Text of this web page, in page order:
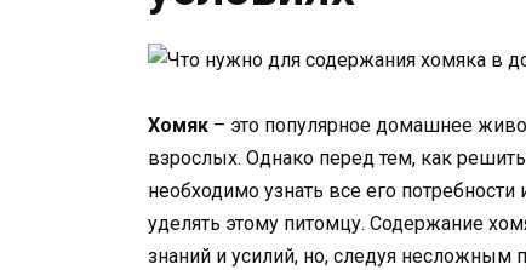
Хомяк – это популярное домашнее
взрослых. Однако перед тем, как
необходимо узнать все его
уделять этому питомцу. Содержание
знаний и усилий, но, следуя